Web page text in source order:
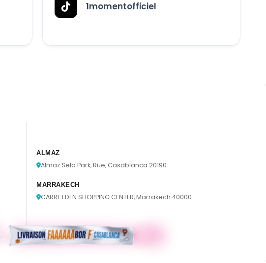
1momentofficiel
ALMAZ
Almaz Sela Park, Rue, Casablanca 20190
MARRAKECH
CARRE EDEN SHOPPING CENTER, Marrakech 40000